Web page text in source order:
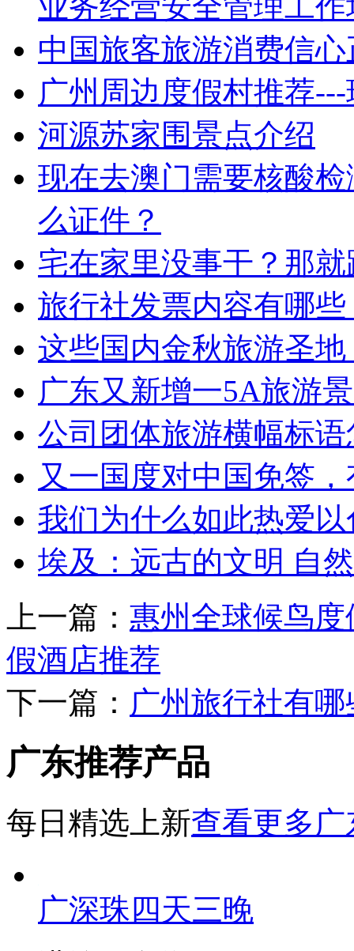
中国旅客旅游消费信
广州周边度假村推荐
河源苏家围景点介绍
现在去澳门需要核酸
么证件？
宅在家里没事干？那
旅行社发票内容有哪
这些国内金秋旅游圣
广东又新增一5A旅游
公司团体旅游横幅标
又一国度对中国免签
我们为什么如此热爱以
埃及：远古的文明 自
上一篇： 惠州全球候鸟
假酒店推荐
下一篇： 广州旅行社有
广东推荐产品
每日精选上新查看更多广
广深珠四天三晚